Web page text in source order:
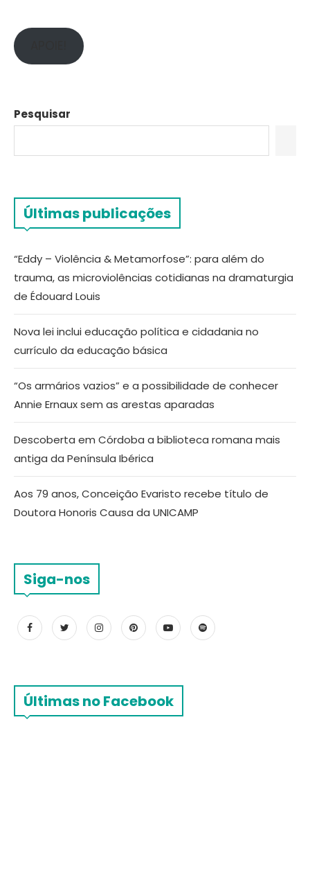
Pesquisar
Últimas publicações
“Eddy – Violência & Metamorfose”: para além do
trauma, as microviolências cotidianas na dramaturgia
de Édouard Louis
Nova lei inclui educação política e cidadania no
currículo da educação básica
“Os armários vazios” e a possibilidade de conhecer
Annie Ernaux sem as arestas aparadas
Descoberta em Córdoba a biblioteca romana mais
antiga da Península Ibérica
Aos 79 anos, Conceição Evaristo recebe título de
Doutora Honoris Causa da UNICAMP
Siga-nos
Últimas no Facebook